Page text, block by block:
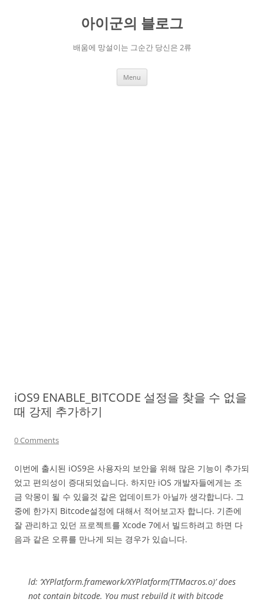
아이군의 블로그
배움에 망설이는 그순간 당신은 2류
Menu
iOS9 ENABLE_BITCODE 설정을 찾을 수 없을
때 강제 추가하기
0 Comments
이번에 출시된 iOS9은 사용자의 보안을 위해 많은 기능이 추가되
었고 편의성이 증대되었습니다. 하지만 iOS 개발자들에게는 조
금 악몽이 될 수 있을것 같은 업데이트가 아닐까 생각합니다. 그
중에 한가지 Bitcode설정에 대해서 적어보고자 합니다. 기존에
잘 관리하고 있던 프로젝트를 Xcode 7에서 빌드하려고 하면 다
음과 같은 오류를 만나게 되는 경우가 있습니다.
ld: ‘XYPlatform.framework/XYPlatform(TTMacros.o)’ does
not contain bitcode. You must rebuild it with bitcode